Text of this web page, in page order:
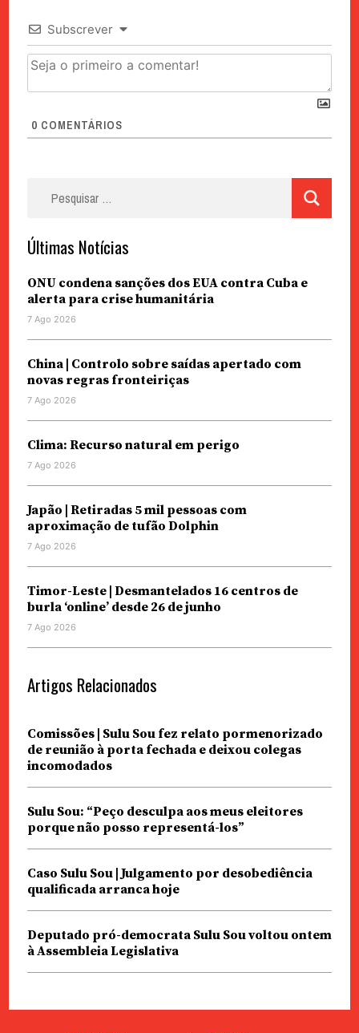
Subscrever
0 COMENTÁRIOS
Últimas Notícias
ONU condena sanções dos EUA contra Cuba e
alerta para crise humanitária
7 Ago 2026
China | Controlo sobre saídas apertado com
novas regras fronteiriças
7 Ago 2026
Clima: Recurso natural em perigo
7 Ago 2026
Japão | Retiradas 5 mil pessoas com
aproximação de tufão Dolphin
7 Ago 2026
Timor-Leste | Desmantelados 16 centros de
burla ‘online’ desde 26 de junho
7 Ago 2026
Artigos Relacionados
Comissões | Sulu Sou fez relato pormenorizado
de reunião à porta fechada e deixou colegas
incomodados
Sulu Sou: “Peço desculpa aos meus eleitores
porque não posso representá-los”
Caso Sulu Sou | Julgamento por desobediência
qualificada arranca hoje
Deputado pró-democrata Sulu Sou voltou ontem
à Assembleia Legislativa